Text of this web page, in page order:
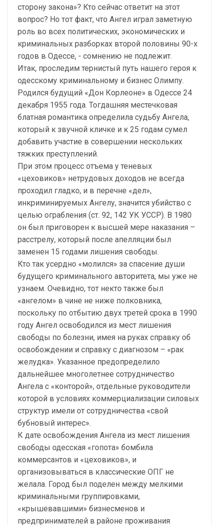
сторону закона»? Кто сейчас ответит на этот
вопрос? Но тот факт, что Ангел играл заметную
роль во всех политических, экономических и
криминальных разборках второй половины 90-х
годов в Одессе, - сомнению не подлежит.
Итак, проследим тернистый путь нашего героя к
одесскому криминальному и бизнес Олимпу.
Родился будущий «Дон Корлеоне» в Одессе 24
декабря 1955 года. Тогдашняя местечковая
блатная романтика определила судьбу Ангела,
который к звучной кличке и к 25 годам сумел
добавить участие в совершении нескольких
тяжких преступлений.
При этом процесс отъема у теневых
«цеховиков» нетрудовых доходов не всегда
проходил гладко, и в перечне «дел»,
инкриминируемых Ангелу, значится убийство с
целью ограбления (ст. 92, 142 УК УССР). В 1980
он был приговорен к высшей мере наказания –
расстрелу, который после апелляции был
заменен 15 годами лишения свободы.
Кто так усердно «молился» за спасение души
будущего криминального авторитета, мы уже не
узнаем. Очевидно, тот некто также был
«ангелом» в чине не ниже полковника,
поскольку по отбытию двух третей срока в 1990
году Ангел освободился из мест лишения
свободы по болезни, имея на руках справку об
освобождении и справку с диагнозом – «рак
желудка». Указанное предопределило
дальнейшее многолетнее сотрудничество
Ангела с «конторой», отдельные руководители
которой в условиях коммерциализации силовых
структур имели от сотрудничества «свой
бубновый интерес».
К дате освобождения Ангела из мест лишения
свободы одесская «гопота» бомбила
коммерсантов и «цеховиков», и
организовываться в классические ОПГ не
желала. Город был поделен между мелкими
криминальными группировками,
«крышевавшими» бизнесменов и
предпринимателей в районе проживания